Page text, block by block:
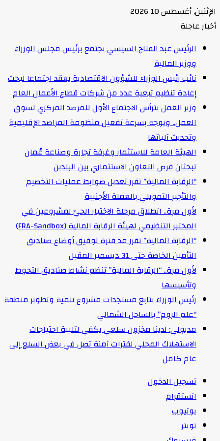
الإثنين, أغسطس 10 2026
أخبار عاجلة
الرئيس عبد الفتاح السيسي يجتمع برئيس مجلس الوزراء
ووزير المالية
نائب رئيس الوزراء للشؤون الاقتصادية يعقد اجتماعا لبحث
إعادة تنظيم تبعية عدد من شركات قطاع الأعمال العام
وزير العمل يترأس الاجتماع الأول للمرصد المركزي لسوق
العمل.. ويوجه بسرعة تفعيل منظومة المراصد الإقليمية
وتحديث آلياتها
الهيئة العامة للاستثمار وغرفة تجارة وصناعة عُمان
تبحثان فرص التعاون الاستثماري بين البلدين
“الرقابة المالية” تقرر تعديل ضوابط عمليات التخصيم
والتأجير التمويلي بالعملة الأجنبية
لأول مرة.. انطلاق مرحلة الاختبار الحيّ لمشروعين في
المختبر التنظيمي لهيئة الرقابة المالية (FRA-Sandbox)
“الرقابة المالية” تقرر مد فترة توفيق أوضاع صناديق
التأمين الخاصة حتى 31 ديسمبر المقبل
لأول مرة.. “الرقابة المالية” تنظم نشاط صناديق التحوط
وتأسيسها
رئيس الوزراء يتابع مستجدات مشروع تنمية وتطوير منطقة
“علم الروم” بالساحل الشمالي
مدبولي: لدينا مخزون سلعي يكفي لتلبية احتياجات
الاستهلاك المحلي لفترات آمنة تصل في بعض السلع إلى
عام كامل
تسجيل الدخول
انستقرام
يوتيوب
تويتر